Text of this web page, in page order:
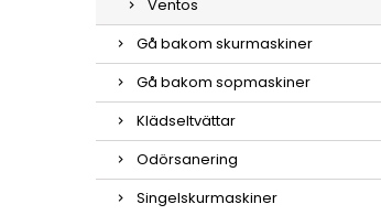
Ventos
Gå bakom skurmaskiner
Gå bakom sopmaskiner
Klädseltvättar
Odörsanering
Singelskurmaskiner